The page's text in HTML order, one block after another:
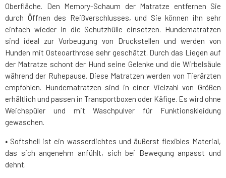
Oberfläche. Den Memory-Schaum der Matratze entfernen Sie
durch Öffnen des Reißverschlusses, und Sie können ihn sehr
einfach wieder in die Schutzhülle einsetzen. Hundematratzen
sind ideal zur Vorbeugung von Druckstellen und werden von
Hunden mit Osteoarthrose sehr geschätzt. Durch das Liegen auf
der Matratze schont der Hund seine Gelenke und die Wirbelsäule
während der Ruhepause. Diese Matratzen werden von Tierärzten
empfohlen. Hundematratzen sind in einer Vielzahl von Größen
erhältlich und passen in Transportboxen oder Käfige. Es wird ohne
Weichspüler und mit Waschpulver für Funktionskleidung
gewaschen.
• Softshell ist ein wasserdichtes und äußerst flexibles Material,
das sich angenehm anfühlt, sich bei Bewegung anpasst und
dehnt.